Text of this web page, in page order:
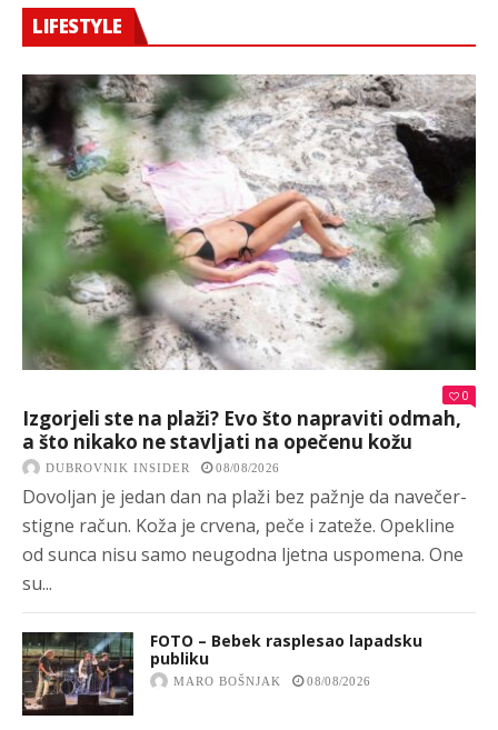
LIFESTYLE
0
Izgorjeli ste na plaži? Evo što napraviti odmah,
a što nikako ne stavljati na opečenu kožu
DUBROVNIK INSIDER 08/08/2026
Dovoljan je jedan dan na plaži bez pažnje da navečer-
stigne račun. Koža je crvena, peče i zateže. Opekline
od sunca nisu samo neugodna ljetna uspomena. One
su...
FOTO – Bebek rasplesao lapadsku
publiku
MARO BOŠNJAK 08/08/2026